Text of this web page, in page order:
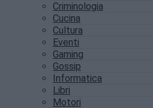
Criminologia
Cucina
Cultura
Eventi
Gaming
Gossip
Informatica
Libri
Motori